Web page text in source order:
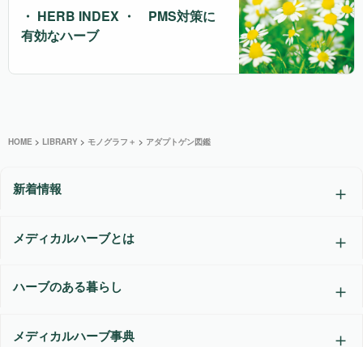
・ HERB INDEX ・ PMS対策に
有効なハーブ
HOME > LIBRARY > モノグラフ＋ > アダプトゲン図鑑
新着情報
メディカルハーブとは
ハーブのある暮らし
メディカルハーブ事典